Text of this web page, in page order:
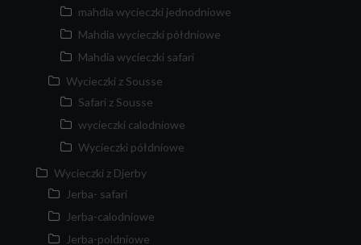
mahdia wycieczki jednodniowe
Mahdia wycieczki półdniowe
Mahdia wycieczki safari
Wycieczki z Sousse
Safari z Sousse
wycieczki calodniowe
Wycieczki półdniowe
Wycieczki z Djerby
Jerba- safari
Jerba-calodniowe
Jerba-poldniowe